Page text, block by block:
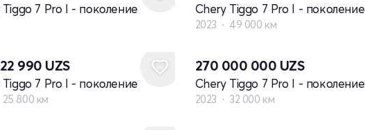
7 Pro I - поколение Chery Tiggo 7 Pro I - поколение
2023 49 000 км
990 UZS
7 Pro I - поколение
25 800 км
270 000 000 UZS
Chery Tiggo 7 Pro I - поколение
2023 32 000 км